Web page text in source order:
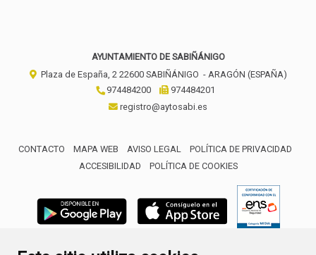
AYUNTAMIENTO DE SABIÑÁNIGO
Plaza de España, 2 22600 SABIÑÁNIGO - ARAGÓN (ESPAÑA)
974484200
974484201
registro@aytosabi.es
CONTACTO MAPA WEB AVISO LEGAL
POLÍTICA DE PRIVACIDAD
ACCESIBILIDAD
POLÍTICA DE COOKIES